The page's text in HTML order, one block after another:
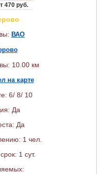
470 руб.
ВАО
10.00 км
на карте
6/ 8/ 10
Да
Да
1 чел.
1 сут.